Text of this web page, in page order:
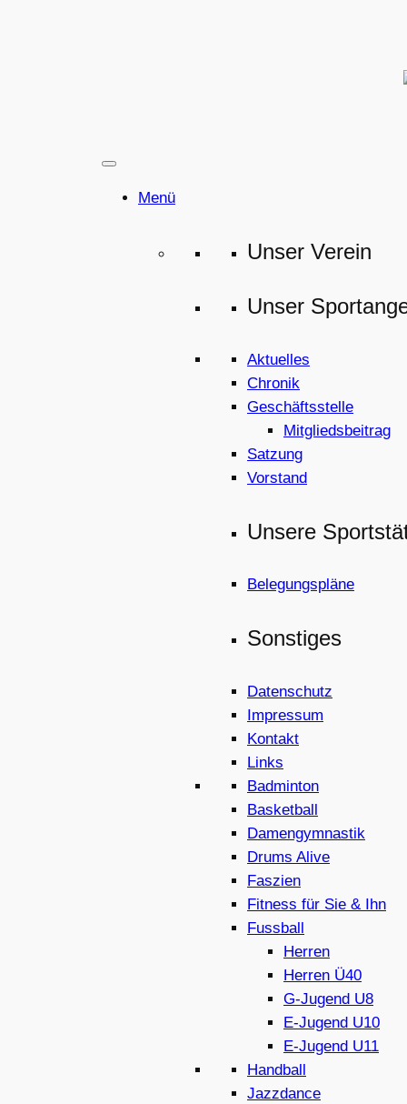
Menü
Unser Verein
Unser
Aktuelles
Chronik
Geschäftsstelle
Mitgliedsbeitrag
Satzung
Vorstand
Unsere
Belegungspläne
Sonstiges
Datenschutz
Impressum
Kontakt
Links
Badminton
Basketball
Damengymnastik
Drums Alive
Faszien
Fitness für Sie & Ihn
Fussball
Herren
Herren Ü40
G-Jugend U8
E-Jugend U10
E-Jugend U11
Handball
Jazzdance